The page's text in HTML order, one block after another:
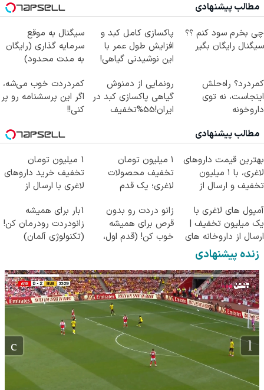
مطالب پیشنهادی
چی بخرم سود کنم ؟؟
سیگنال رایگان بگیر
پاکسازی کامل کبد و
افزایش طول عمر با
این نوشیدنی گیاهی!
سیگنال به موقع
سرمایه گذاری (رایگان
به مدت محدود)
کمردرد؟ راه‌حلش
اینجاست، نه توی
داروخونه
رونمایی از دمنوش
گیاهی پاکسازی کبد در
ایران!55%تخفیف
کمردردت خوب می‌شه،
اگر این پرسشنامه رو پر
کنی!!
مطالب پیشنهادی
بهترین قیمت داروهای
لاغری، با ۱ میلیون
تخفیف و ارسال از
۱ میلیون تومان
تخفیف محصولات
لاغری؛ یک قدم
کاهش وزن
1 میلیون تومان
تخفیف خرید داروهای
لاغری با ارسال از
آمپول های لاغری با
یک میلیون تخفیف |
ارسال از داروخانه های
معتبر
زانو دردت رو بدون
قرص برای همیشه
خوب کن! (قدم اول،
1بار برای همیشه
زانودردت رودرمان کن!
(تکنولوژی آلمان)
زنده پیشنهادی